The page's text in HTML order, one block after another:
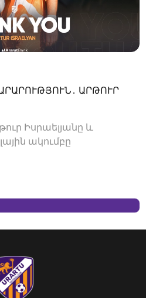
ԱՐԹՈՒՐ
Իսրաելյանը և
ակումբը